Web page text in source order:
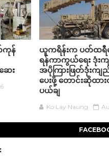
ကုန်
ေး
ယူကရိန်းက ပတ်ထရီရ
ရန်ကာကွယ်ရေး ဒုံ
အပိုကြားဖြတ်ဒုံးက
ပေးဖို့ တောင်းဆိုထ
ပယ်ချ
Ko Lay Naung